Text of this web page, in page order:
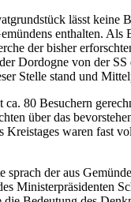
lässt
enthalten.
der bisher
Dordogne von der
Stelle stand und
80 Besuchern
über das
waren fast
sprach der aus
Ministerpräsidenten